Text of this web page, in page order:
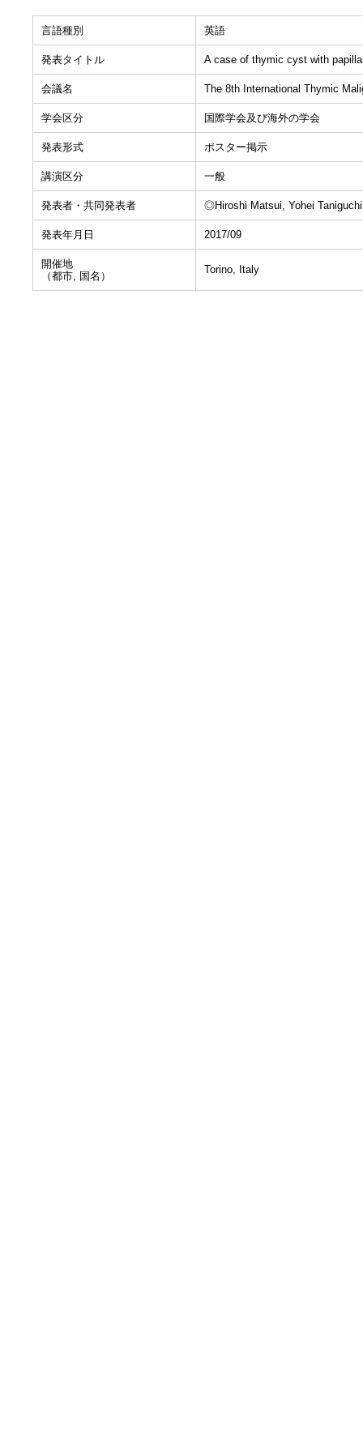
言語種別 英語
発表タイトル A case of thymic cyst with
会議名 The 8th International Thymic
学会区分 国際学会及び海外の学会
発表形式 ポスター掲示
講演区分 一般
発表者・共同発表者 ◎Hiroshi Matsui, Yohei
発表年月日 2017/09
開催地
（都市, 国名）
Torino, Italy